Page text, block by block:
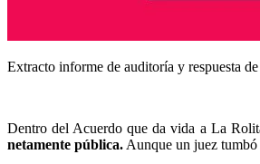
Extracto informe de auditoría y respuesta
Dentro del Acuerdo que da vida a La
netamente pública. Aunque un juez tumbó